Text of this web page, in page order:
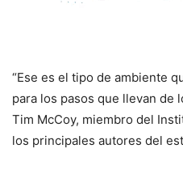
“Ese es el tipo de ambiente
para los pasos que llevan de
Tim McCoy, miembro del
los principales autores del